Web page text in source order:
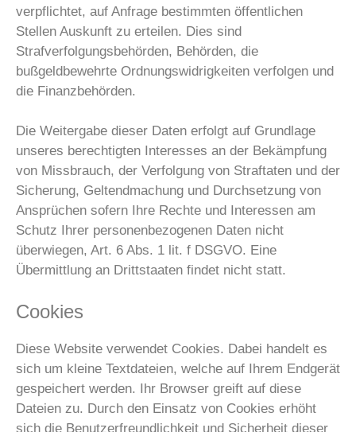
verpflichtet, auf Anfrage bestimmten öffentlichen
Stellen Auskunft zu erteilen. Dies sind
Strafverfolgungsbehörden, Behörden, die
bußgeldbewehrte Ordnungswidrigkeiten verfolgen und
die Finanzbehörden.
Die Weitergabe dieser Daten erfolgt auf Grundlage
unseres berechtigten Interesses an der Bekämpfung
von Missbrauch, der Verfolgung von Straftaten und der
Sicherung, Geltendmachung und Durchsetzung von
Ansprüchen sofern Ihre Rechte und Interessen am
Schutz Ihrer personenbezogenen Daten nicht
überwiegen, Art. 6 Abs. 1 lit. f DSGVO. Eine
Übermittlung an Drittstaaten findet nicht statt.
Cookies
Diese Website verwendet Cookies. Dabei handelt es
sich um kleine Textdateien, welche auf Ihrem Endgerät
gespeichert werden. Ihr Browser greift auf diese
Dateien zu. Durch den Einsatz von Cookies erhöht
sich die Benutzerfreundlichkeit und Sicherheit dieser